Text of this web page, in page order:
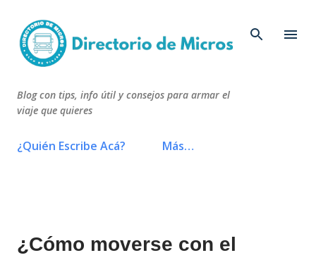
Blog con tips, info útil y consejos para armar el
viaje que quieres
¿Quién Escribe Acá? Más…
¿Cómo moverse con el